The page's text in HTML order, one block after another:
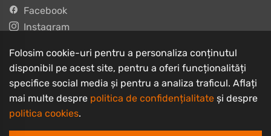
Facebook
Instagram
YouTube
Informații clienți
Contact
Folosim cookie-uri pentru a personaliza conținutul
disponibil pe acest site, pentru a oferi funcționalități
specifice social media și pentru a analiza traficul. Aflați
mai multe despre politica de confidențialitate și despre
politica cookies.